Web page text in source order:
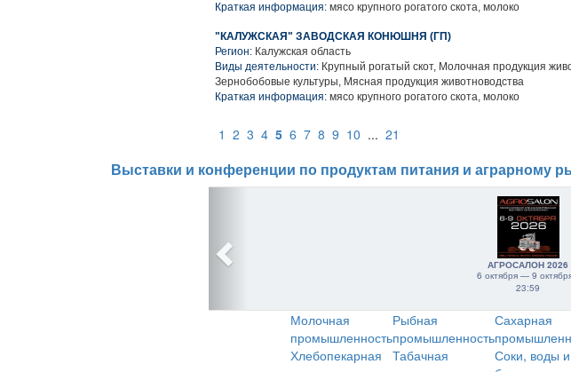
Краткая информация: мясо крупного рогатого скота, молоко
"КАЛУЖСКАЯ" ЗАВОДСКАЯ КОНЮШНЯ (ГП)
Регион: Калужская область
Виды деятельности: Крупный рогатый скот, Молочная продукция
Зернобобовые культуры, Мясная продукция животноводства
Краткая информация: мясо крупного рогатого скота, молоко
1 2 3 4 5 6 7 8 9 10 ... 21
Выставки и конференции по продуктам питания и аграрному
АГРОСАЛОН 2026
6 октября — 9
23:59
Молочная
промышленность
Рыбная
промышленность
Сахарная
Хлебопекарная
Табачная
Соки, воды и